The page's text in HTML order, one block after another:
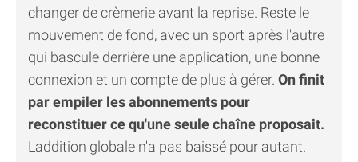
changer de crèmerie avant la reprise. Reste le
mouvement de fond, avec un sport après l'autre
qui bascule derrière une application, une bonne
connexion et un compte de plus à gérer. On finit
par empiler les abonnements pour
reconstituer ce qu'une seule chaîne proposait.
L'addition globale n'a pas baissé pour autant.